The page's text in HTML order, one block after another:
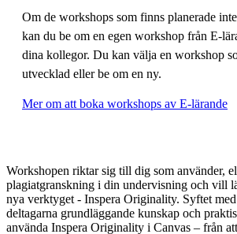
Om de workshops som finns planerade
kan du be om en egen workshop från E-
dina kollegor. Du kan välja en workshop
utvecklad eller be om en ny.
Mer om att boka workshops av E-lärande
Workshopen riktar sig till dig som använder,
plagiatgranskning i din undervisning och vill
nya verktyget - Inspera Originality. Syftet
deltagarna grundläggande kunskap och
använda Inspera Originality i Canvas – från